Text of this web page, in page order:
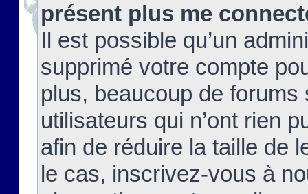
présent plus me
Il est possible qu’un
supprimé votre compte
plus, beaucoup de
utilisateurs qui n’ont rien
afin de réduire la taille de
le cas, inscrivez-vous à